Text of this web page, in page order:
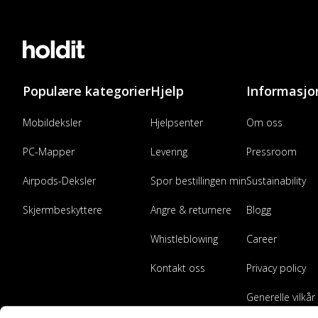
Populære kategorier
Mobildeksler
PC-Mapper
Airpods-Deksler
Skjermbeskyttere
Hjelp
Hjelpsenter
Levering
Spor bestillingen min
Angre & returnere
Whistleblowing
Kontakt oss
Om oss
Pressroom
Sustainability
Blogg
Career
Privacy policy
Generelle vilkår